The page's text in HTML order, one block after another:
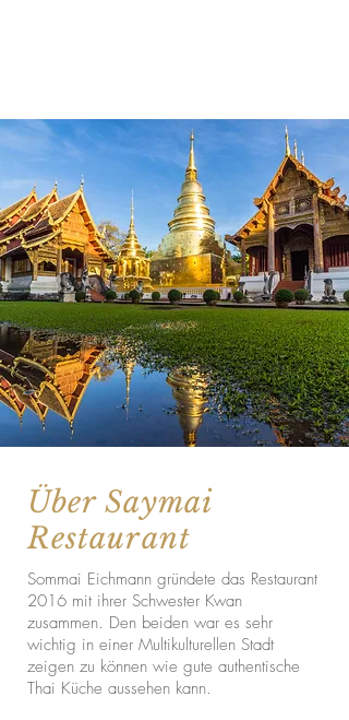
Über Saymai
Restaurant
Sommai Eichmann gründete das Restaurant
2016 mit ihrer Schwester Kwan
zusammen. Den beiden war es sehr
wichtig in einer Multikulturellen Stadt
zeigen zu können wie gute authentische
Thai Küche aussehen kann.